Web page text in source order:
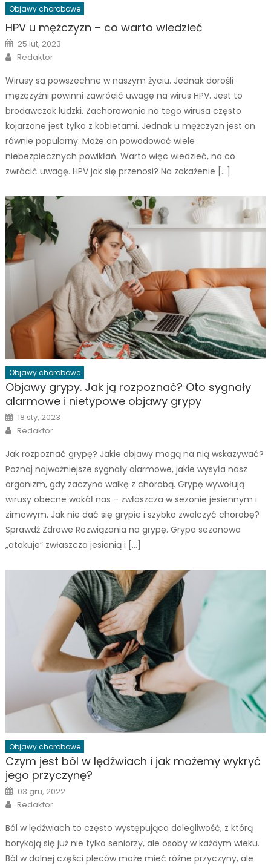
Objawy chorobowe
HPV u mężczyzn – co warto wiedzieć
Posted
on
25 lut, 2023
Author
Redaktor
Wirusy są powszechne w naszym życiu. Jednak dorośli
mężczyźni powinni zawrócić uwagę na wirus HPV. Jest to
brodawczak ludzki. Zachorowanie na tego wirusa często
kojarzone jest tylko z kobietami. Jednak u mężczyzn jest on
równie popularny. Może on powodować wiele
niebezpiecznych powikłań. Warto więc wiedzieć, na co
zwrócić uwagę. HPV jak się przenosi? Na zakażenie […]
Objawy chorobowe
Objawy grypy. Jak ją rozpoznać? Oto sygnały
alarmowe i nietypowe objawy grypy
Posted
on
18 sty, 2023
Author
Redaktor
Jak rozpoznać grypę? Jakie objawy mogą na nią wskazywać?
Poznaj najważniejsze sygnały alarmowe, jakie wysyła nasz
organizm, gdy zaczyna walkę z chorobą. Grypę wywołują
wirusy obecne wokół nas – zwłaszcza w sezonie jesiennym i
zimowym. Jak nie dać się grypie i szybko zwalczyć chorobę?
Sprawdź Zdrowe Rozwiązania na grypę. Grypa sezonowa
„atakuje” zwłaszcza jesienią i […]
Objawy chorobowe
Czym jest ból w lędźwiach i jak możemy wykryć
jego przyczynę?
Posted
on
03 gru, 2022
Author
Redaktor
Ból w lędźwiach to często występująca dolegliwość, z którą
borykają się już nie tylko seniorzy, ale osoby w każdym wieku.
Ból w dolnej części pleców może mieć różne przyczyny, ale